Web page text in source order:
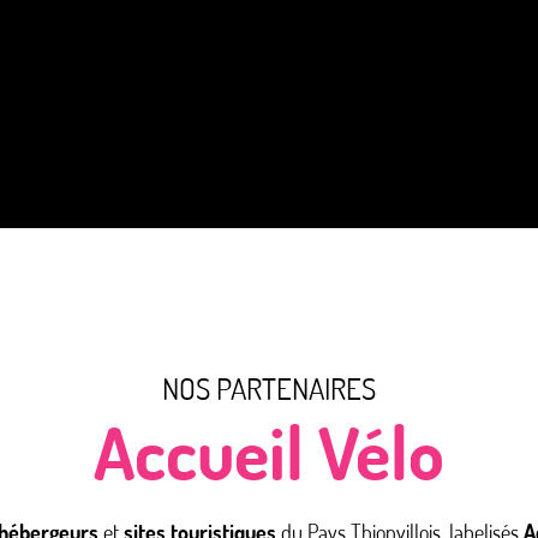
NOS PARTENAIRES
Accueil Vélo
hébergeurs etsites touristiques du Pays Thionvillois, labelisés